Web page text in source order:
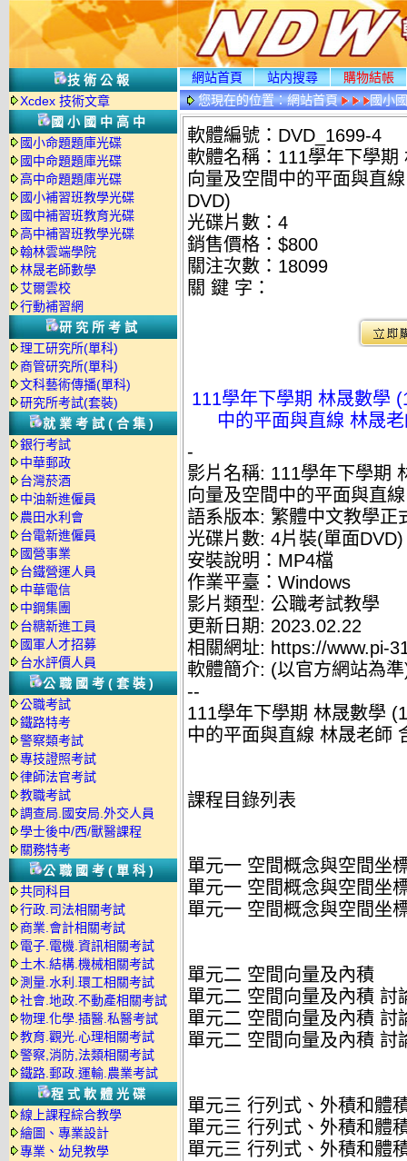
技術公報
Xcdex 技術文章
國小國中高中
國小命題題庫光碟
國中命題題庫光碟
高中命題題庫光碟
國小補習班教學光碟
國中補習班教育光碟
高中補習班教學光碟
翰林雲端學院
林晟老師數學
艾爾雲校
行動補習網
研究所考試
理工研究所(單科)
商管研究所(單科)
文科藝術傳播(單科)
研究所考試(套裝)
就業考試(合集)
銀行考試
中華郵政
台灣菸酒
中油新進僱員
農田水利會
台電新進僱員
國營事業
台鐵營運人員
中華電信
中鋼集團
台糖新進工員
國軍人才招募
台水評價人員
公職國考(套裝)
公職考試
鐵路特考
警察類考試
專技證照考試
律師法官考試
教職考試
調查局.國安局.外交人員
學士後中/西/獸醫課程
關務特考
公職國考(單科)
共同科目
行政.司法相關考試
商業.會計相關考試
電子.電機.資訊相關考試
土木.結構.機械相關考試
測量.水利.環工相關考試
社會.地政.不動產相關考試
物理.化學.插醫.私醫考試
教育.觀光.心理相關考試
警察,消防,法類相關考試
鐵路.郵政.運輸.農業考試
程式軟體光碟
線上課程綜合教學
繪圖、專業設計
專業、幼兒教學
網站首頁 站内搜尋
購物結帳
您現在的位置：網站首頁 國小
軟體編號：DVD_1699-4
軟體名稱：111學年下學
向量及空間中的平面與直
DVD)
光碟片數：4
銷售價格：$800
關注次數： 18099
關 鍵 字：
111學年下學期 林晟數學
中的平面與直線 林晟
-
影片名稱: 111學年下學期
向量及空間中的平面與直
語系版本: 繁體中文教學正
光碟片數: 4片裝(單面DVD)
安裝說明：MP4檔
作業平臺：Windows
影片類型: 公職考試教學
更新日期: 2023.02.22
相關網址: https://www.pi-
軟體簡介: (以官方網站為
--
111學年下學期 林晟數學
中的平面與直線 林晟老師
課程目錄列表
單元一 空間概念與空間坐
單元一 空間概念與空間坐
單元一 空間概念與空間坐
單元二 空間向量及內積
單元二 空間向量及內積
單元二 空間向量及內積 討
單元二 空間向量及內積 討
單元三 行列式、外積和體
單元三 行列式、外積和體
單元三 行列式、外積和體